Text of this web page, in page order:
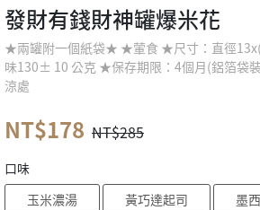
發財有錢財神罐爆米花
★兩罐附一個紙袋★ ★葷食 ★尺寸：直徑
味130± 10 公克 ★保存期限：4個月(鋁箔袋
涼處
NT$178 NT$285
口味
玉米濃湯
黃巧達起司 墨